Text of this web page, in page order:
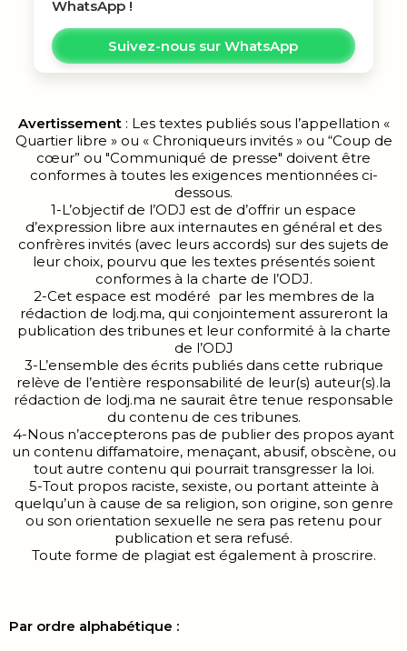
WhatsApp !
Suivez-nous sur WhatsApp
Avertissement: Les textes publiés sous l’appellation «
Quartier libre » ou « Chroniqueurs invités » ou “Coup de
cœur” ou "Communiqué de presse" doivent être
conformes à toutes les exigences mentionnées ci-
dessous.
1-L’objectif de l’ODJ est de d’offrir un espace
d’expression libre aux internautes en général et des
confrères invités (avec leurs accords) sur des sujets de
leur choix, pourvu que les textes présentés soient
conformes à la charte de l’ODJ.
2-Cet espace est modéré par les membres de la
rédaction de lodj.ma, qui conjointement assureront la
publication des tribunes et leur conformité à la charte
de l’ODJ
3-L’ensemble des écrits publiés dans cette rubrique
relève de l’entière responsabilité de leur(s) auteur(s).la
rédaction de lodj.ma ne saurait être tenue responsable
du contenu de ces tribunes.
4-Nous n’accepterons pas de publier des propos ayant
un contenu diffamatoire, menaçant, abusif, obscène, ou
tout autre contenu qui pourrait transgresser la loi.
5-Tout propos raciste, sexiste, ou portant atteinte à
quelqu’un à cause de sa religion, son origine, son genre
ou son orientation sexuelle ne sera pas retenu pour
publication et sera refusé.
Toute forme de plagiat est également à proscrire.
Par ordre alphabétique :